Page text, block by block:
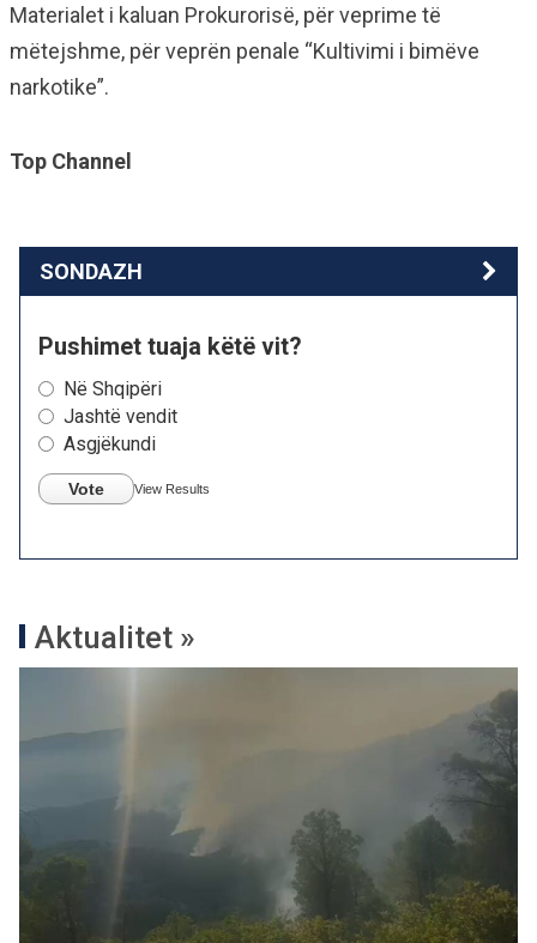
Materialet i kaluan Prokurorisë, për veprime të
mëtejshme, për veprën penale “Kultivimi i bimëve
narkotike”.
Top Channel
SONDAZH
Pushimet tuaja këtë vit?
Në Shqipëri
Jashtë vendit
Asgjëkundi
Vote View Results
Aktualitet »